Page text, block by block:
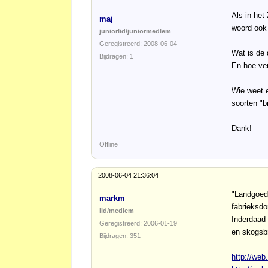
maj
juniorlid/juniormedlem
Geregistreerd: 2008-06-04
Bijdragen: 1
Als in het
woord
Wat is de
En hoe
Wie weet
soorten
Dank!
Offline
2008-06-04 21:36:04
markm
lid/medlem
Geregistreerd: 2006-01-19
Bijdragen: 351
en
http://